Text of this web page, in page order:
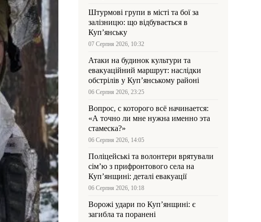
Штурмові групи в місті та бої за
залізницю: що відбувається в
Куп’янську
07 Серпня 2026, 10:32
Атаки на будинок культури та
евакуаційний маршрут: наслідки
обстрілів у Куп’янському районі
06 Серпня 2026, 23:25
Вопрос, с которого всё начинается:
«А точно ли мне нужна именно эта
стамеска?»
06 Серпня 2026, 14:05
Поліцейські та волонтери врятували
сім’ю з прифронтового села на
Куп’янщині: деталі евакуації
06 Серпня 2026, 10:18
Ворожі удари по Куп’янщині: є
загибла та поранені